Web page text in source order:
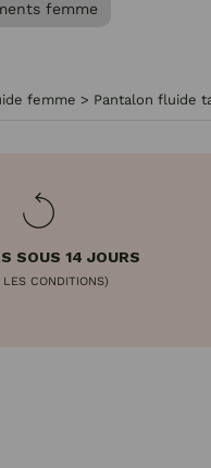
femme
femme > Pantalon fluide
SOUS 14 JOURS
LES CONDITIONS)